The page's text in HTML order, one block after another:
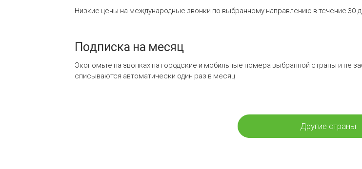
Низкие цены на международные звонки по выбранному направлению в течение 30
Подписка на месяц
Экономьте на звонках на городские и мобильные номера выбранной страны и не
списываются автоматически один раз в месяц
Другие страны